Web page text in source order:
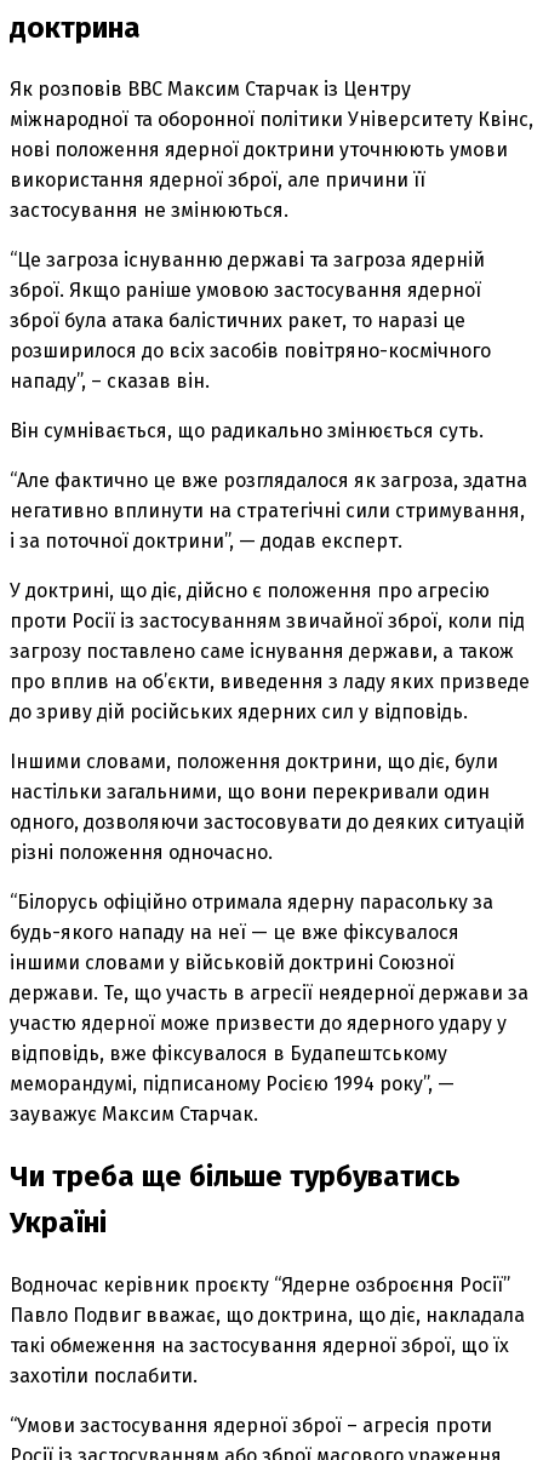
доктрина
Як розповів ВВС Максим Старчак із Центру
міжнародної та оборонної політики Університету Квінс,
нові положення ядерної доктрини уточнюють умови
використання ядерної зброї, але причини її
застосування не змінюються.
“Це загроза існуванню державі та загроза ядерній
зброї. Якщо раніше умовою застосування ядерної
зброї була атака балістичних ракет, то наразі це
розширилося до всіх засобів повітряно-космічного
нападу”, – сказав він.
Він сумнівається, що радикально змінюється суть.
“Але фактично це вже розглядалося як загроза, здатна
негативно вплинути на стратегічні сили стримування,
і за поточної доктрини”, — додав експерт.
У доктрині, що діє, дійсно є положення про агресію
проти Росії із застосуванням звичайної зброї, коли під
загрозу поставлено саме існування держави, а також
про вплив на об’єкти, виведення з ладу яких призведе
до зриву дій російських ядерних сил у відповідь.
Іншими словами, положення доктрини, що діє, були
настільки загальними, що вони перекривали один
одного, дозволяючи застосовувати до деяких ситуацій
різні положення одночасно.
“Білорусь офіційно отримала ядерну парасольку за
будь-якого нападу на неї — це вже фіксувалося
іншими словами у військовій доктрині Союзної
держави. Те, що участь в агресії неядерної держави за
участю ядерної може призвести до ядерного удару у
відповідь, вже фіксувалося в Будапештському
меморандумі, підписаному Росією 1994 року”, —
зауважує Максим Старчак.
Чи треба ще більше турбуватись
Україні
Водночас керівник проєкту “Ядерне озброєння Росії”
Павло Подвиг вважає, що доктрина, що діє, накладала
такі обмеження на застосування ядерної зброї, що їх
захотіли послабити.
“Умови застосування ядерної зброї – агресія проти